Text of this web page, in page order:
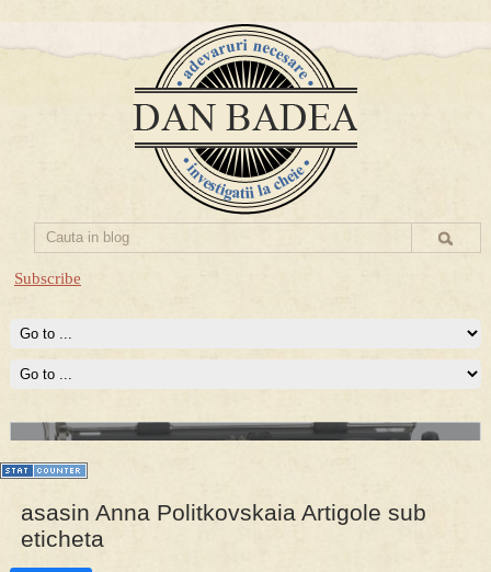
Subscribe
PRESA
Prima mea carte publicata (Nemira)
Averea Presedintelui: prima lucrare despre controversatele
conturi secrete ale Securitatii.
asasin Anna Politkovskaia Artigole sub
eticheta